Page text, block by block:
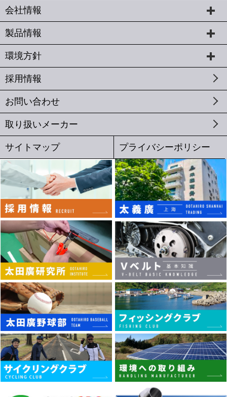
会社情報
製品情報
環境方針
採用情報
お問い合わせ
取り扱いメーカー
サイトマップ プライバシーポリシー